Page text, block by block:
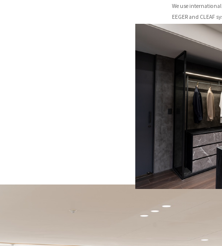
We use
EEGER and CLEAF